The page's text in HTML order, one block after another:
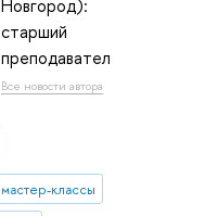
Новгород):
старший
преподаватель
Все новости автора
мастер-классы